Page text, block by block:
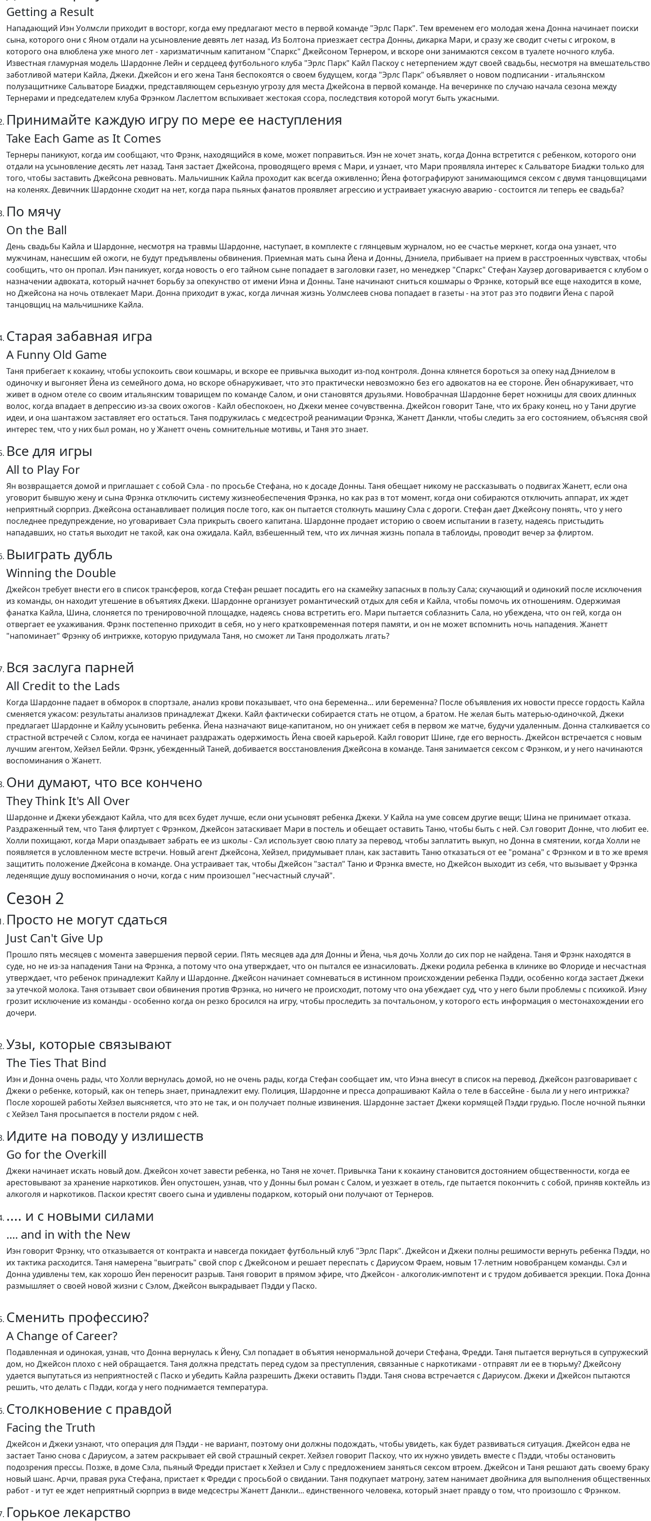
Getting a Result
Нападающий Иэн Уолмсли приходит в восторг, когда ему предлагают место в первой команде "Эрлс Парк". Тем временем его молодая жена Донна начинает поиски
сына, которого они с Яном отдали на усыновление девять лет назад. Из Болтона приезжает сестра Донны, дикарка Мари, и сразу же сводит счеты с игроком, в
которого она влюблена уже много лет - харизматичным капитаном "Спаркс" Джейсоном Тернером, и вскоре они занимаются сексом в туалете ночного клуба.
Известная гламурная модель Шардонне Лейн и сердцеед футбольного клуба "Эрлс Парк" Кайл Паскоу с нетерпением ждут своей свадьбы, несмотря на вмешательство
заботливой матери Кайла, Джеки. Джейсон и его жена Таня беспокоятся о своем будущем, когда "Эрлс Парк" объявляет о новом подписании - итальянском
полузащитнике Сальваторе Биаджи, представляющем серьезную угрозу для места Джейсона в первой команде. На вечеринке по случаю начала сезона между
Тернерами и председателем клуба Фрэнком Ласлеттом вспыхивает жестокая ссора, последствия которой могут быть ужасными.
Принимайте каждую игру по мере ее наступления
Take Each Game as It Comes
Тернеры паникуют, когда им сообщают, что Фрэнк, находящийся в коме, может поправиться. Иэн не хочет знать, когда Донна встретится с ребенком, которого они
отдали на усыновление десять лет назад. Таня застает Джейсона, проводящего время с Мари, и узнает, что Мари проявляла интерес к Сальваторе Биаджи только для
того, чтобы заставить Джейсона ревновать. Мальчишник Кайла проходит как всегда оживленно; Йена фотографируют занимающимся сексом с двумя танцовщицами
на коленях. Девичник Шардонне сходит на нет, когда пара пьяных фанатов проявляет агрессию и устраивает ужасную аварию - состоится ли теперь ее свадьба?
По мячу
On the Ball
День свадьбы Кайла и Шардонне, несмотря на травмы Шардонне, наступает, в комплекте с глянцевым журналом, но ее счастье меркнет, когда она узнает, что
мужчинам, нанесшим ей ожоги, не будут предъявлены обвинения. Приемная мать сына Йена и Донны, Дэниела, прибывает на прием в расстроенных чувствах, чтобы
сообщить, что он пропал. Иэн паникует, когда новость о его тайном сыне попадает в заголовки газет, но менеджер "Спаркс" Стефан Хаузер договаривается с клубом о
назначении адвоката, который начнет борьбу за опекунство от имени Иэна и Донны. Тане начинают сниться кошмары о Фрэнке, который все еще находится в коме,
но Джейсона на ночь отвлекает Мари. Донна приходит в ужас, когда личная жизнь Уолмслеев снова попадает в газеты - на этот раз это подвиги Йена с парой
танцовщиц на мальчишнике Кайла.
Старая забавная игра
A Funny Old Game
Таня прибегает к кокаину, чтобы успокоить свои кошмары, и вскоре ее привычка выходит из-под контроля. Донна клянется бороться за опеку над Дэниелом в
одиночку и выгоняет Йена из семейного дома, но вскоре обнаруживает, что это практически невозможно без его адвокатов на ее стороне. Йен обнаруживает, что
живет в одном отеле со своим итальянским товарищем по команде Салом, и они становятся друзьями. Новобрачная Шардонне берет ножницы для своих длинных
волос, когда впадает в депрессию из-за своих ожогов - Кайл обеспокоен, но Джеки менее сочувственна. Джейсон говорит Тане, что их браку конец, но у Тани другие
идеи, и она шантажом заставляет его остаться. Таня подружилась с медсестрой реанимации Фрэнка, Жанетт Данкли, чтобы следить за его состоянием, объясняя свой
интерес тем, что у них был роман, но у Жанетт очень сомнительные мотивы, и Таня это знает.
Все для игры
All to Play For
Ян возвращается домой и приглашает с собой Сэла - по просьбе Стефана, но к досаде Донны. Таня обещает никому не рассказывать о подвигах Жанетт, если она
уговорит бывшую жену и сына Фрэнка отключить систему жизнеобеспечения Фрэнка, но как раз в тот момент, когда они собираются отключить аппарат, их ждет
неприятный сюрприз. Джейсона останавливает полиция после того, как он пытается столкнуть машину Сэла с дороги. Стефан дает Джейсону понять, что у него
последнее предупреждение, но уговаривает Сэла прикрыть своего капитана. Шардонне продает историю о своем испытании в газету, надеясь пристыдить
нападавших, но статья выходит не такой, как она ожидала. Кайл, взбешенный тем, что их личная жизнь попала в таблоиды, проводит вечер за флиртом.
Выиграть дубль
Winning the Double
Джейсон требует внести его в список трансферов, когда Стефан решает посадить его на скамейку запасных в пользу Сала; скучающий и одинокий после исключения
из команды, он находит утешение в объятиях Джеки. Шардонне организует романтический отдых для себя и Кайла, чтобы помочь их отношениям. Одержимая
фанатка Кайла, Шина, слоняется по тренировочной площадке, надеясь снова встретить его. Мари пытается соблазнить Сала, но убеждена, что он гей, когда он
отвергает ее ухаживания. Фрэнк постепенно приходит в себя, но у него кратковременная потеря памяти, и он не может вспомнить ночь нападения. Жанетт
"напоминает" Фрэнку об интрижке, которую придумала Таня, но сможет ли Таня продолжать лгать?
Вся заслуга парней
All Credit to the Lads
Когда Шардонне падает в обморок в спортзале, анализ крови показывает, что она беременна... или беременна? После объявления их новости прессе гордость Кайла
сменяется ужасом: результаты анализов принадлежат Джеки. Кайл фактически собирается стать не отцом, а братом. Не желая быть матерью-одиночкой, Джеки
предлагает Шардонне и Кайлу усыновить ребенка. Йена назначают вице-капитаном, но он унижает себя в первом же матче, будучи удаленным. Донна сталкивается со
страстной встречей с Сэлом, когда ее начинает раздражать одержимость Йена своей карьерой. Кайл говорит Шине, где его верность. Джейсон встречается с новым
лучшим агентом, Хейзел Бейли. Фрэнк, убежденный Таней, добивается восстановления Джейсона в команде. Таня занимается сексом с Фрэнком, и у него начинаются
воспоминания о Жанетт.
Они думают, что все кончено
They Think It's All Over
Шардонне и Джеки убеждают Кайла, что для всех будет лучше, если они усыновят ребенка Джеки. У Кайла на уме совсем другие вещи; Шина не принимает отказа.
Раздраженный тем, что Таня флиртует с Фрэнком, Джейсон затаскивает Мари в постель и обещает оставить Таню, чтобы быть с ней. Сэл говорит Донне, что любит ее.
Холли похищают, когда Мари опаздывает забрать ее из школы - Сэл использует свою плату за перевод, чтобы заплатить выкуп, но Донна в смятении, когда Холли не
появляется в условленном месте встречи. Новый агент Джейсона, Хейзел, придумывает план, как заставить Таню отказаться от ее "романа" с Фрэнком и в то же время
защитить положение Джейсона в команде. Она устраивает так, чтобы Джейсон "застал" Таню и Фрэнка вместе, но Джейсон выходит из себя, что вызывает у Фрэнка
леденящие душу воспоминания о ночи, когда с ним произошел "несчастный случай".
Сезон 2
Просто не могут сдаться
Just Can't Give Up
Прошло пять месяцев с момента завершения первой серии. Пять месяцев ада для Донны и Йена, чья дочь Холли до сих пор не найдена. Таня и Фрэнк находятся в
суде, но не из-за нападения Тани на Фрэнка, а потому что она утверждает, что он пытался ее изнасиловать. Джеки родила ребенка в клинике во Флориде и несчастная
утверждает, что ребенок принадлежит Кайлу и Шардонне. Джейсон начинает сомневаться в истинном происхождении ребенка Пэдди, особенно когда застает Джеки
за утечкой молока. Таня отзывает свои обвинения против Фрэнка, но ничего не происходит, потому что она убеждает суд, что у него были проблемы с психикой. Иэну
грозит исключение из команды - особенно когда он резко бросился на игру, чтобы проследить за почтальоном, у которого есть информация о местонахождении его
дочери.
Узы, которые связывают
The Ties That Bind
Иэн и Донна очень рады, что Холли вернулась домой, но не очень рады, когда Стефан сообщает им, что Иэна внесут в список на перевод. Джейсон разговаривает с
Джеки о ребенке, который, как он теперь знает, принадлежит ему. Полиция, Шардонне и пресса допрашивают Кайла о теле в бассейне - была ли у него интрижка?
После хорошей работы Хейзел выясняется, что это не так, и он получает полные извинения. Шардонне застает Джеки кормящей Пэдди грудью. После ночной пьянки
с Хейзел Таня просыпается в постели рядом с ней.
Идите на поводу у излишеств
Go for the Overkill
Джеки начинает искать новый дом. Джейсон хочет завести ребенка, но Таня не хочет. Привычка Тани к кокаину становится достоянием общественности, когда ее
арестовывают за хранение наркотиков. Йен опустошен, узнав, что у Донны был роман с Салом, и уезжает в отель, где пытается покончить с собой, приняв коктейль из
алкоголя и наркотиков. Паскои крестят своего сына и удивлены подарком, который они получают от Тернеров.
.... и с новыми силами
.... and in with the New
Иэн говорит Фрэнку, что отказывается от контракта и навсегда покидает футбольный клуб "Эрлс Парк". Джейсон и Джеки полны решимости вернуть ребенка Пэдди, но
их тактика расходится. Таня намерена "выиграть" свой спор с Джейсоном и решает переспать с Дариусом Фраем, новым 17-летним новобранцем команды. Сэл и
Донна удивлены тем, как хорошо Йен переносит разрыв. Таня говорит в прямом эфире, что Джейсон - алкоголик-импотент и с трудом добивается эрекции. Пока Донна
размышляет о своей новой жизни с Сэлом, Джейсон выкрадывает Пэдди у Паско.
Сменить профессию?
A Change of Career?
Подавленная и одинокая, узнав, что Донна вернулась к Йену, Сэл попадает в объятия ненормальной дочери Стефана, Фредди. Таня пытается вернуться в супружеский
дом, но Джейсон плохо с ней обращается. Таня должна предстать перед судом за преступления, связанные с наркотиками - отправят ли ее в тюрьму? Джейсону
удается выпутаться из неприятностей с Паско и убедить Кайла разрешить Джеки оставить Пэдди. Таня снова встречается с Дариусом. Джеки и Джейсон пытаются
решить, что делать с Пэдди, когда у него поднимается температура.
Столкновение с правдой
Facing the Truth
Джейсон и Джеки узнают, что операция для Пэдди - не вариант, поэтому они должны подождать, чтобы увидеть, как будет развиваться ситуация. Джейсон едва не
застает Таню снова с Дариусом, а затем раскрывает ей свой страшный секрет. Хейзел говорит Паскоу, что их нужно увидеть вместе с Пэдди, чтобы остановить
подозрения прессы. Позже, в доме Сэла, пьяный Фредди пристает к Хейзел и Сэлу с предложением заняться сексом втроем. Джейсон и Таня решают дать своему браку
новый шанс. Арчи, правая рука Стефана, пристает к Фредди с просьбой о свидании. Таня подкупает матрону, затем нанимает двойника для выполнения общественных
работ - и тут ее ждет неприятный сюрприз в виде медсестры Жанетт Данкли... единственного человека, который знает правду о том, что произошло с Фрэнком.
Горькое лекарство